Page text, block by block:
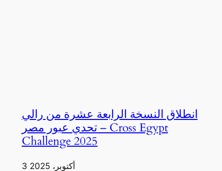
انطلاق النسخة الرابعة عشرة من رالي
تحدي عبور مصر – Cross Egypt
Challenge 2025
3 أكتوبر، 2025